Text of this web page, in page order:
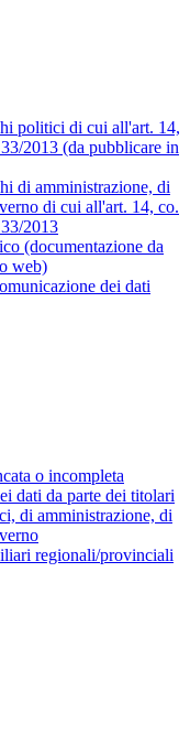
politici di cui all'art. 14,
2013 (da pubblicare in
di amministrazione, di
di cui all'art. 14, co.
2013
(documentazione da
web)
dei dati
o incompleta
dati da parte dei titolari
di amministrazione, di
regionali/provinciali